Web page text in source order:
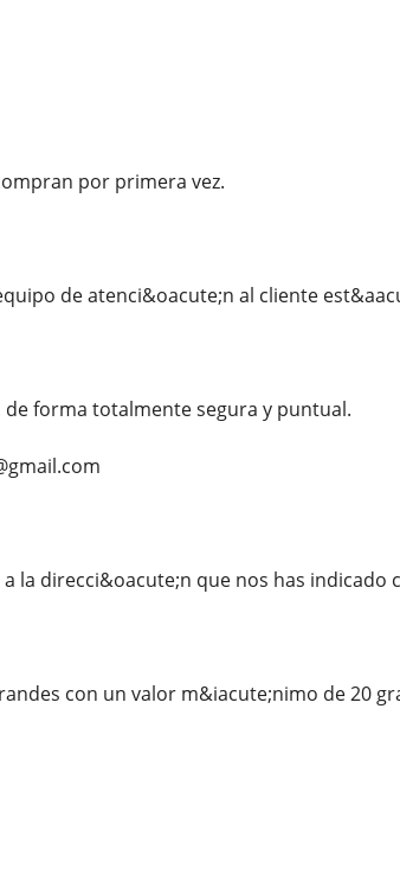
por primera vez.
de atenci&oacute;n al cliente
forma totalmente segura y puntual.
la direcci&oacute;n que nos has
con un valor m&iacute;nimo de 20